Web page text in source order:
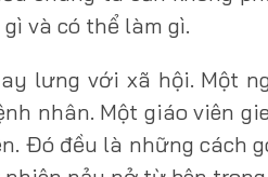
và có thể làm gì.
lưng với xã hội. Một
nhân. Một giáo viên
Đó đều là những cách